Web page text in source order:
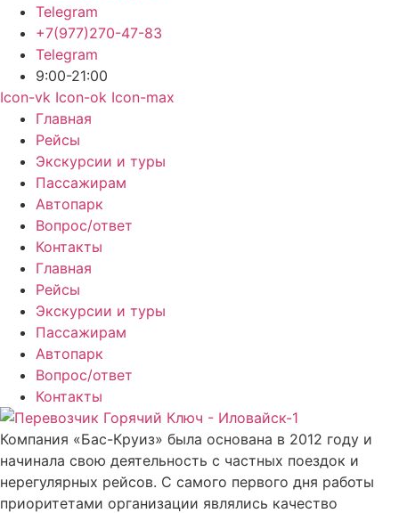
Telegram
+7(977)270-47-83
Telegram
9:00-21:00
Icon-vk Icon-ok Icon-max
Главная
Рейсы
Экскурсии и туры
Пассажирам
Автопарк
Вопрос/ответ
Контакты
Главная
Рейсы
Экскурсии и туры
Пассажирам
Автопарк
Вопрос/ответ
Контакты
Компания «Бас-Круиз» была основана в 2012 году и
начинала свою деятельность с частных поездок и
нерегулярных рейсов. С самого первого дня работы
приоритетами организации являлись качество